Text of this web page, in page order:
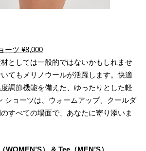
ーツ ¥8,000
としては一般的ではないかもしれませ
てもメリノウールが活躍します。快適
調節機能を備えた、ゆったりとした軽
ショーツは、ウォームアップ、クールダ
すべての場面で、あなたに寄り添いま
） & Tee（MEN’S）